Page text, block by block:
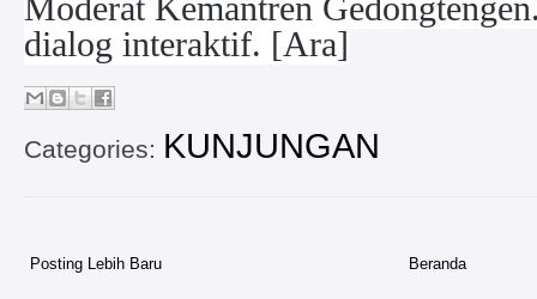
Moderat Kemantren
dialog interaktif. [Ara]
Categories: KUNJUNGAN
Posting Lebih Baru Beranda